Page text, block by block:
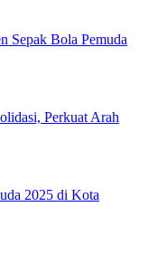
Sepak Bola Pemuda
Perkuat Arah
2025 di Kota